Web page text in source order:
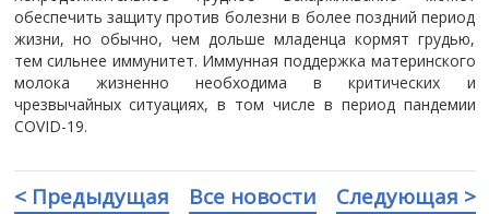
обеспечить защиту против болезни в более поздний период
жизни, но обычно, чем дольше младенца кормят грудью,
тем сильнее иммунитет. Иммунная поддержка материнского
молока жизненно необходима в критических и
чрезвычайных ситуациях, в том числе в период пандемии
COVID-19.
< Предыдущая Все новости Следующая >